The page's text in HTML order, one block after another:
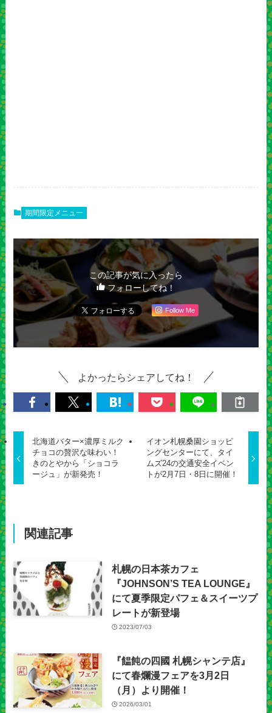
期間限定メニュー
この記事が気に入ったら
フォローしてね！
Follow Me
よかったらシェアしてね！
北海道バター×濃厚ミルク
チョコの贅沢な味わい！
きのとやから「ショコラ
ージュ」が新発売！
イオン札幌桑園ショッピ
ングセンターにて、タイ
ムズ24の交通安全イベン
トが2月7日・8日に開催！
関連記事
札幌の日本茶カフェ
『JOHNSON’S TEA LOUNGE』
にて夏季限定パフェ＆スイーツプ
レートが新登場
2023/07/03
『饂飩の四國 札幌シャンテ店』
にて春爛漫フェアを3月2日
（月）より開催！
2026/03/01